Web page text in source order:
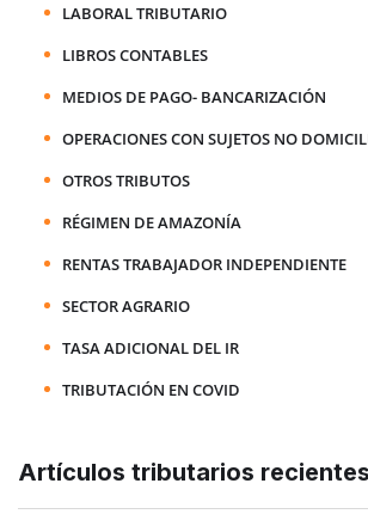
LABORAL TRIBUTARIO
LIBROS CONTABLES
MEDIOS DE PAGO- BANCARIZACIÓN
OPERACIONES CON SUJETOS NO
OTROS TRIBUTOS
RÉGIMEN DE AMAZONÍA
RENTAS TRABAJADOR INDEPENDIENTE
SECTOR AGRARIO
TASA ADICIONAL DEL IR
TRIBUTACIÓN EN COVID
Artículos tributarios recientes